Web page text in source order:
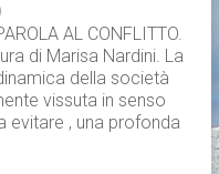
AL CONFLITTO.
di Marisa Nardini. La
della società
vissuta in senso
evitare , una profonda